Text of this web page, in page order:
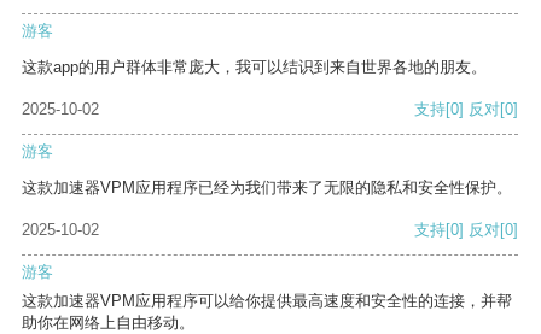
游客
这款app的用户群体非常庞大，我可以结识到来自世界各地的朋友。
2025-10-02 支持[0] 反对[0]
游客
这款加速器VPM应用程序已经为我们带来了无限的隐私和安全性保护。
2025-10-02 支持[0] 反对[0]
游客
这款加速器VPM应用程序可以给你提供最高速度和安全性的连接，并帮
助你在网络上自由移动。